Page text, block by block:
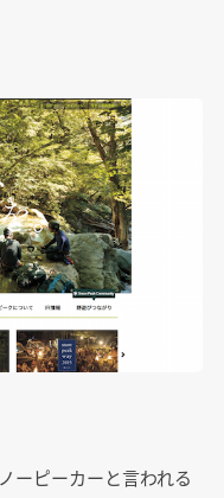
ーピーカーと言われる